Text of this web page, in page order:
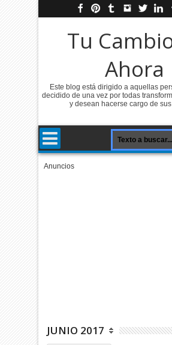
Tu
Ahora
Este blog está dirigido a aquellas
decidido de una vez por todas
y desean hacerse cargo de
Anuncios
JUNIO 2017